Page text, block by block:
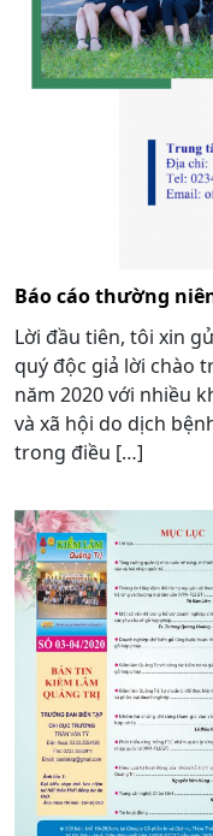
Báo cáo thường
Lời đầu tiên, tôi xin
quý độc giả lời chào
năm 2020 với nhiều
và xã hội do dịch
trong điều […]